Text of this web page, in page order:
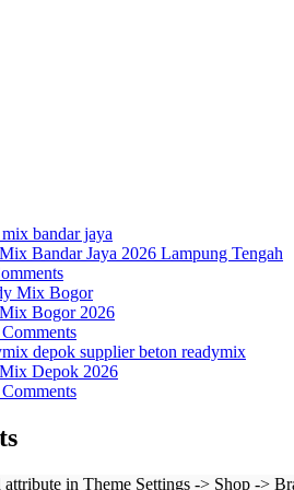
Bandar Jaya 2026 Lampung Tengah
Bogor 2026
Depok 2026
in Theme Settings -> Shop ->